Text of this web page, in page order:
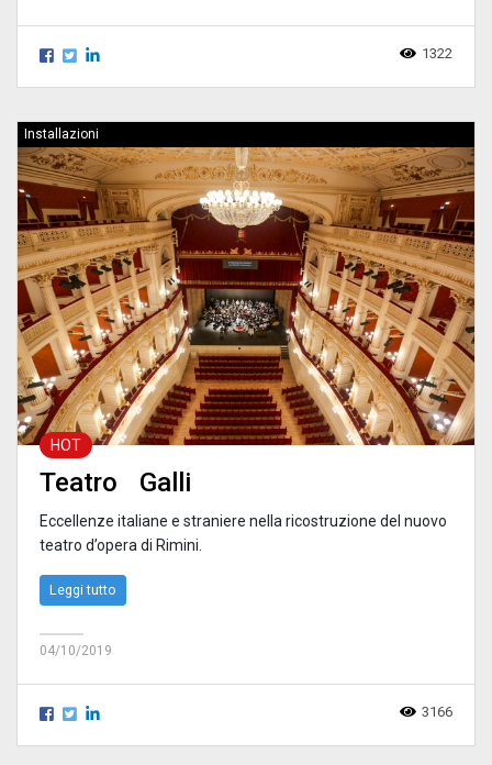
1322
Installazioni
HOT
Teatro Galli
Eccellenze italiane e straniere nella ricostruzione del nuovo
teatro d’opera di Rimini.
Leggi tutto
04/10/2019
3166